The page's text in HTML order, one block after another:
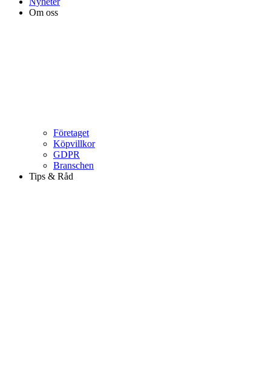
Om oss
Företaget
Köpvillkor
GDPR
Branschen
Tips & Råd